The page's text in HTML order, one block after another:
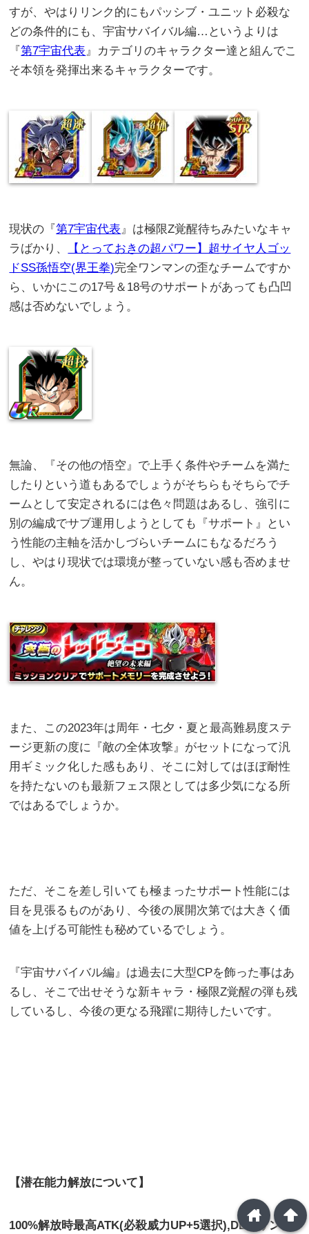
すが、やはりリンク的にもパッシブ・ユニット必殺な
どの条件的にも、宇宙サバイバル編…というよりは
『第7宇宙代表 』カテゴリのキャラクター達と組んでこ
そ本領を発揮出来るキャラクターです。
現状の『第7宇宙代表 』は極限Z覚醒待ちみたいなキャ
ラばかり、
【とっておきの超パワー】超サイヤ人ゴッ
ドSS孫悟空(界王拳)完全ワンマンの歪なチームですか
ら、いかにこの17号＆18号のサポートがあっても凸凹
感は否めないでしょう。
無論、『その他の悟空』で上手く条件やチームを満た
したりという道もあるでしょうがそちらもそちらでチ
ームとして安定されるには色々問題はあるし、強引に
別の編成でサブ運用しようとしても『サポート』とい
う性能の主軸を活かしづらいチームにもなるだろう
し、やはり現状では環境が整っていない感も否めませ
ん。
また、この2023年は周年・七夕・夏と最高難易度ステ
ージ更新の度に『敵の全体攻撃』がセットになって汎
用ギミック化した感もあり、そこに対してはほぼ耐性
を持たないのも最新フェス限としては多少気になる所
ではあるでしょうか。
ただ、そこを差し引いても極まったサポート性能には
目を見張るものがあり、今後の展開次第では大きく価
値を上げる可能性も秘めているでしょう。
『宇宙サバイバル編』は過去に大型CPを飾った事はあ
るし、そこで出せそうな新キャラ・極限Z覚醒の弾も残
しているし、今後の更なる飛躍に期待したいです。
【潜在能力解放について】
100%解放時最高ATK(必殺威力UP+5選択),DEF(リンク
arrowup
home